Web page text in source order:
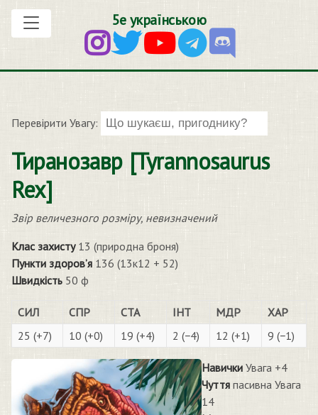
5е українською
Перевірити Увагу:
Тиранозавр [Tyrannosaurus
Rex]
Звір величезного розміру, невизначений
Клас захисту13 (природна броня)
Пункти здоров’я 136 (13к12 + 52)
Швидкість 50 ф
СИЛ СПР СТА ІНТ МДР
ХАР
25 (+7)
10 (+0) 19 (+4) 2 (−4) 12 (+1) 9 (−1)
Навички Увага +4
Чуття пасивна Увага
14